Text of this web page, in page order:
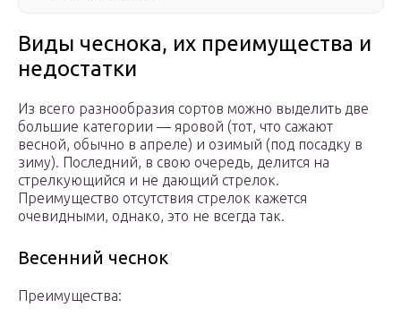
Виды чеснока, их преимущества и
недостатки
Из всего разнообразия сортов можно выделить две
большие категории — яровой (тот, что сажают
весной, обычно в апреле) и озимый (под посадку в
зиму). Последний, в свою очередь, делится на
стрелкующийся и не дающий стрелок.
Преимущество отсутствия стрелок кажется
очевидными, однако, это не всегда так.
Весенний чеснок
Преимущества: